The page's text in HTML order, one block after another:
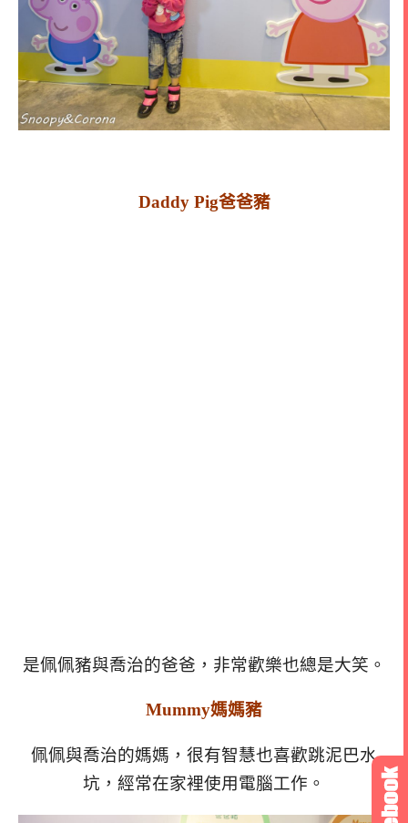
Daddy Pig爸爸豬
是佩佩豬與喬治的爸爸，非常歡樂也總是大笑。
Mummy媽媽豬
佩佩與喬治的媽媽，很有智慧也喜歡跳泥巴水
坑，經常在家裡使用電腦工作。